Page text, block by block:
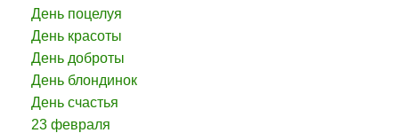
День поцелуя
День красоты
День доброты
День блондинок
День счастья
23 февраля